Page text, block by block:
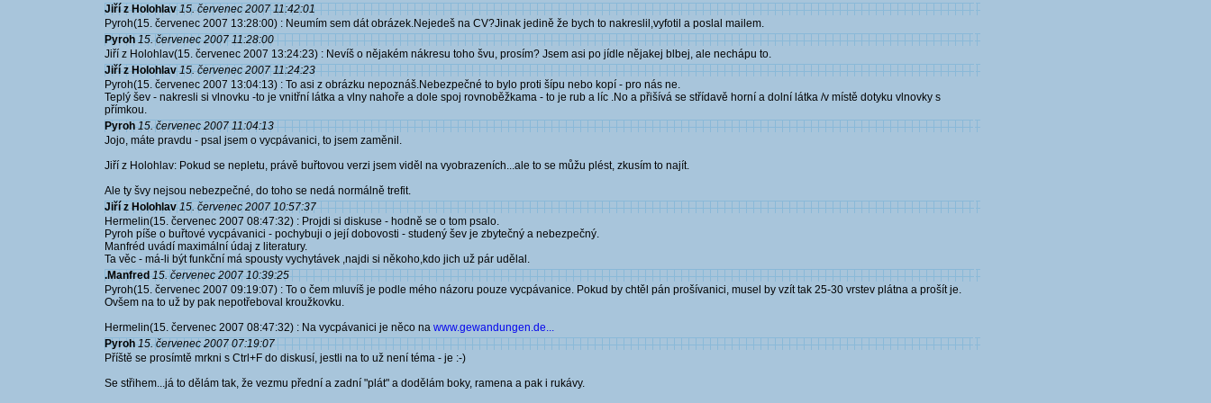
Jiří z Holohlav 15. červenec 2007 11:42:01
Pyroh(15. červenec 2007 13:28:00) : Neumím sem dát obrázek.Nejedeš na CV?Jinak jedině že bych to nakreslil,vyfotil a poslal mailem.
Pyroh 15. červenec 2007 11:28:00
Jiří z Holohlav(15. červenec 2007 13:24:23) : Nevíš o nějakém nákresu toho švu, prosím? Jsem asi po jídle nějakej blbej, ale nechápu to.
Jiří z Holohlav 15. červenec 2007 11:24:23
Pyroh(15. červenec 2007 13:04:13) : To asi z obrázku nepoznáš.Nebezpečné to bylo proti šípu nebo kopí - pro nás ne.
Teplý šev - nakresli si vlnovku -to je vnitřní látka a vlny nahoře a dole spoj rovnoběžkama - to je rub a líc .No a přišívá se střídavě horní a dolní látka /v místě dotyku vlnovky s
přímkou.
Pyroh 15. červenec 2007 11:04:13
Jojo, máte pravdu - psal jsem o vycpávanici, to jsem zaměnil.
Jiří z Holohlav: Pokud se nepletu, právě buřtovou verzi jsem viděl na vyobrazeních...ale to se můžu plést, zkusím to najít.
Ale ty švy nejsou nebezpečné, do toho se nedá normálně trefit.
Jiří z Holohlav 15. červenec 2007 10:57:37
Hermelin(15. červenec 2007 08:47:32) : Projdi si diskuse - hodně se o tom psalo.
Pyroh píše o buřtové vycpávanici - pochybuji o její dobovosti - studený šev je zbytečný a nebezpečný.
Manfréd uvádí maximální údaj z literatury.
Ta věc - má-li být funkční má spousty vychytávek ,najdi si někoho,kdo jich už pár udělal.
.Manfred 15. červenec 2007 10:39:25
Pyroh(15. červenec 2007 09:19:07) : To o čem mluvíš je podle mého názoru pouze vycpávanice. Pokud by chtěl pán prošívanici, musel by vzít tak 25-30 vrstev plátna a prošít je.
Ovšem na to už by pak nepotřeboval kroužkovku.
Hermelin(15. červenec 2007 08:47:32) : Na vycpávanici je něco na www.gewandungen.de...
Pyroh 15. červenec 2007 07:19:07
Příště se prosímtě mrkni s Ctrl+F do diskusí, jestli na to už není téma - je :-)
Se střihem...já to dělám tak, že vezmu přední a zadní "plát" a dodělám boky, ramena a pak i rukávy.